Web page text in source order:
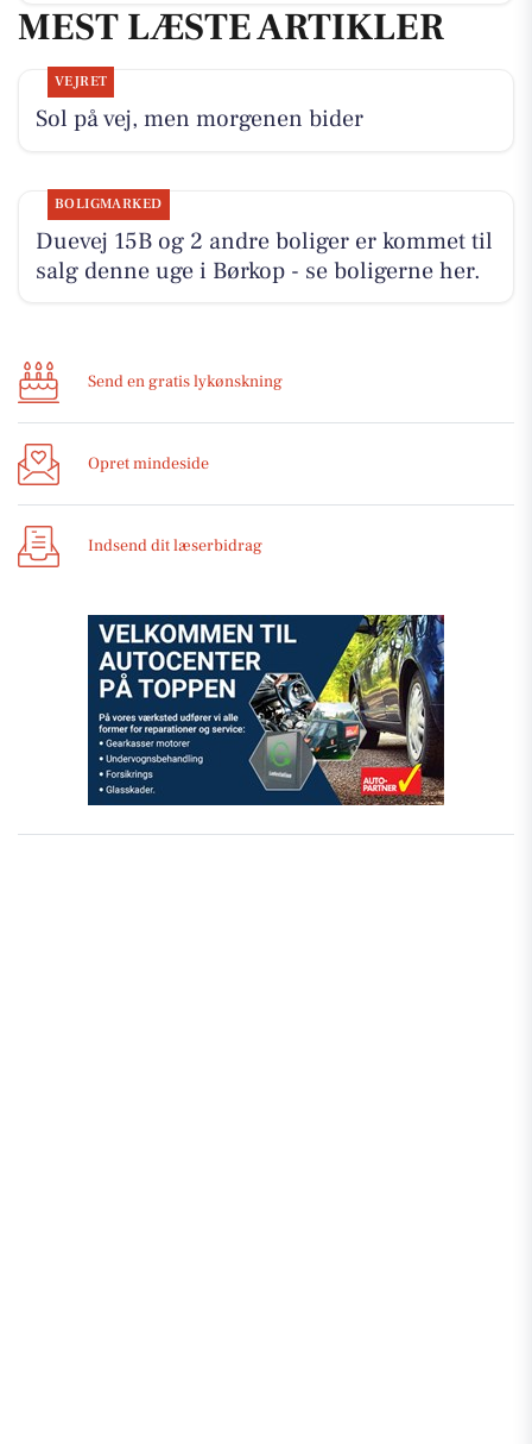
MEST LÆSTE ARTIKLER
VEJRET
Sol på vej, men morgenen bider
BOLIGMARKED
Duevej 15B og 2 andre boliger er kommet til
salg denne uge i Børkop - se boligerne her.
Send en gratis lykønskning
Opret mindeside
Indsend dit læserbidrag